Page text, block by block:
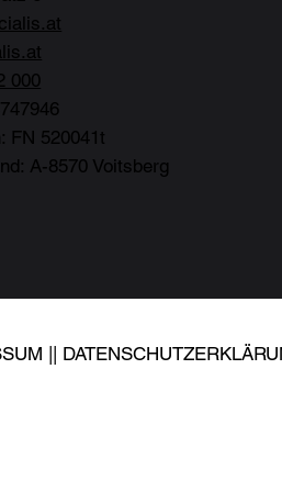
000
FN 520041t
A-8570 Voitsberg